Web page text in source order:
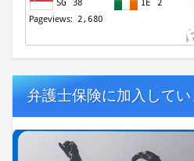
弁護士保険に加入してい